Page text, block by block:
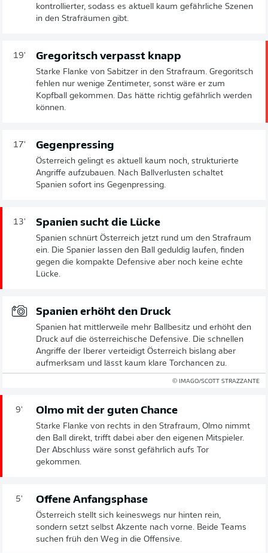
kontrollierter, sodass es aktuell kaum gefährliche Szenen
in den Strafräumen gibt.
19' Gregoritsch verpasst knapp
Starke Flanke von Sabitzer in den Strafraum. Gregoritsch
fehlen nur wenige Zentimeter, sonst wäre er zum
Kopfball gekommen. Das hätte richtig gefährlich werden
können.
17' Gegenpressing
Österreich gelingt es aktuell kaum noch, strukturierte
Angriffe aufzubauen. Nach Ballverlusten schaltet
Spanien sofort ins Gegenpressing.
13' Spanien sucht die Lücke
Spanien schnürt Österreich jetzt rund um den Strafraum
ein. Die Spanier lassen den Ball geduldig laufen, finden
gegen die kompakte Defensive aber noch keine echte
Lücke.
Spanien erhöht den Druck
Spanien hat mittlerweile mehr Ballbesitz und erhöht den
Druck auf die österreichische Defensive. Die schnellen
Angriffe der Iberer verteidigt Österreich bislang aber
aufmerksam und lässt kaum klare Torchancen zu.
© IMAGO/SCOTT STRAZZANTE
9' Olmo mit der guten Chance
Starke Flanke von rechts in den Strafraum, Olmo nimmt
den Ball direkt, trifft dabei aber den eigenen Mitspieler.
Der Abschluss wäre sonst gefährlich aufs Tor
gekommen.
5' Offene Anfangsphase
Österreich stellt sich keineswegs nur hinten rein,
sondern setzt selbst Akzente nach vorne. Beide Teams
suchen früh den Weg in die Offensive.